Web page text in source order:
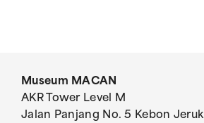
Museum MACAN
AKR Tower Level M
Jalan Panjang No. 5 Kebon Jeruk